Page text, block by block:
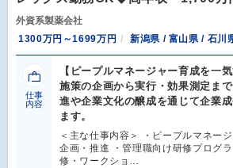
外資系製薬会社
1300万円～1699万円
新潟県 / 富山県 / 石川
仕事
内容
【ピープルマネージャー育成を一
施策の企画から実行・効果測定ま
進や企業文化の醸成を通じて企業
ます。
＜主な仕事内容＞ ・ピープルマネー
企画・推進 ・管理職向け研修プログ
修・ワークショ…